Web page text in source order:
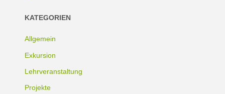
KATEGORIEN
Allgemein
Exkursion
Lehrveranstaltung
Projekte